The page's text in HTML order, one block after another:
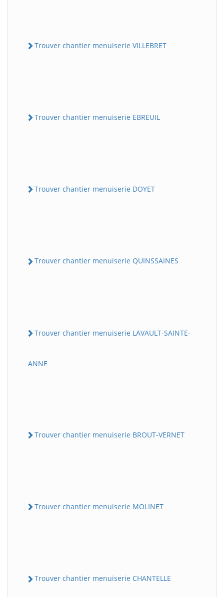
Trouver chantier menuiserie VILLEBRET
Trouver chantier menuiserie EBREUIL
Trouver chantier menuiserie DOYET
Trouver chantier menuiserie QUINSSAINES
Trouver chantier menuiserie LAVAULT-SAINTE-
ANNE
Trouver chantier menuiserie BROUT-VERNET
Trouver chantier menuiserie MOLINET
Trouver chantier menuiserie CHANTELLE